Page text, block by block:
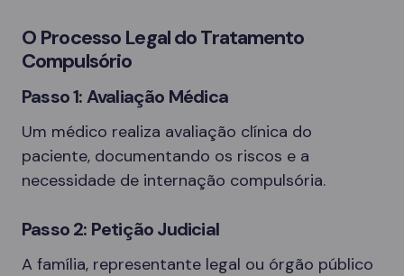
O Processo Legal do Tratamento
Compulsório
Passo 1: Avaliação Médica
Um médico realiza avaliação clínica do
paciente, documentando os riscos e a
necessidade de internação compulsória.
Passo 2: Petição Judicial
A família, representante legal ou órgão público